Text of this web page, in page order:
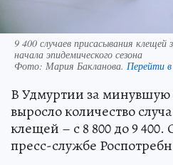
9 400 случаев присасывания
начала эпидемического сезона
Фото: Мария Бакланова. Перейти
В Удмуртии за минувшую
выросло количество
клещей – с 8 800 до 9
пресс-службе